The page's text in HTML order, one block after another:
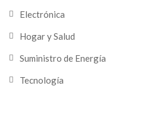
Electrónica
Hogar y Salud
Suministro de Energía
Tecnología